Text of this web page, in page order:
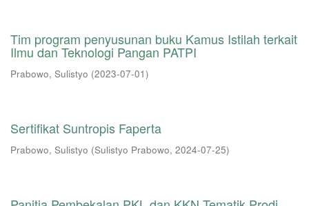
Tim program penyusunan buku Kamus Istilah terkait
Ilmu dan Teknologi Pangan PATPI
Prabowo, Sulistyo (2023-07-01)
Sertifikat Suntropis Faperta
Prabowo, Sulistyo (Sulistyo Prabowo, 2024-07-25)